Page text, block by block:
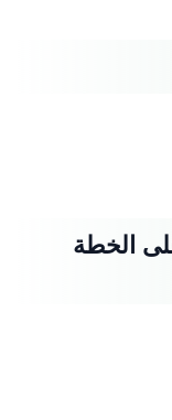
الخطة